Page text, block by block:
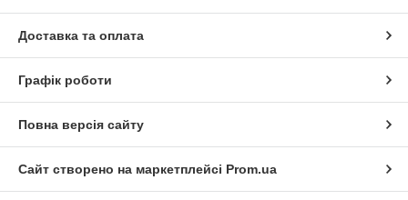
Доставка та оплата
Графік роботи
Повна версія сайту
Сайт створено на маркетплейсі Prom.ua